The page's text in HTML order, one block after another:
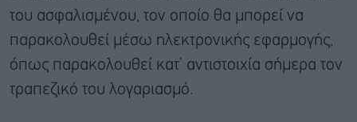
του ασφαλισμένου, τον οποίο θα μπορεί να
παρακολουθεί μέσω ηλεκτρονικής εφαρμογής,
όπως παρακολουθεί κατ’ αντιστοιχία σήμερα τον
τραπεζικό του λογαριασμό.